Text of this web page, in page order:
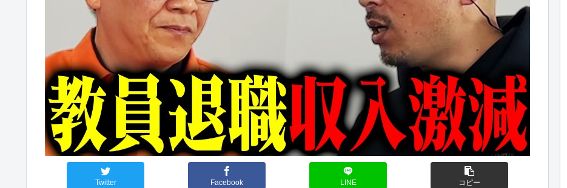
Twitter Facebook LINE コピー